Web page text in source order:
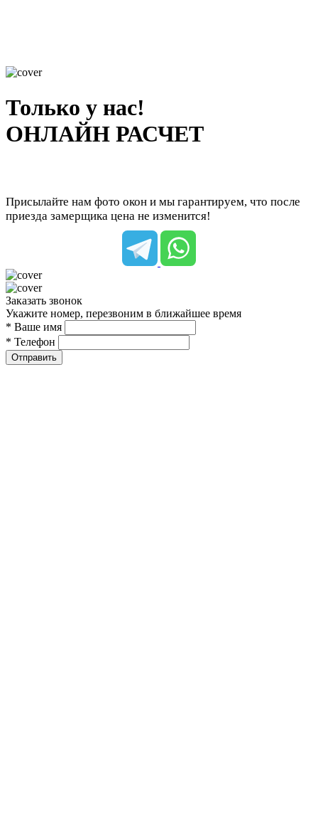
Только у нас!
ОНЛАЙН РАСЧЕТ
Присылайте нам фото окон и мы гарантируем, что после
приезда замерщика цена не изменится!
Заказать звонок
Укажите номер, перезвоним в ближайшее время
* Ваше имя
* Телефон
Отправить